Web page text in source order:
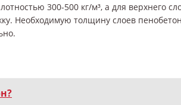
300-500 кг/м³, а для верхнего
Необходимую толщину слоев